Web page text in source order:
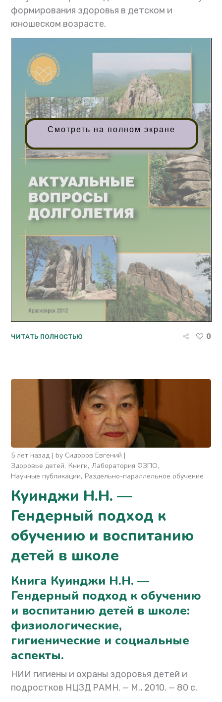
формирования здоровья в детском и
юношеском возрасте.
Смотреть на полном экране
ЧИТАТЬ ПОЛНОСТЬЮ 0
5 лет назад by Сидоров Евгений
Здоровье детей Книги Лаборатория ФЗПО
Научные публикации Раздельно-параллельное обучение
Куинджи Н.Н. —
Гендерный подход к
обучению и воспитанию
детей в школе
Книга Куинджи Н.Н. —
Гендерный подход к обучению
и воспитанию детей в школе:
физиологические,
гигиенические и социальные
аспекты.
НИИ гигиены и охраны здоровья детей и
подростков НЦЗД РАМН. — М., 2010. — 80 с.